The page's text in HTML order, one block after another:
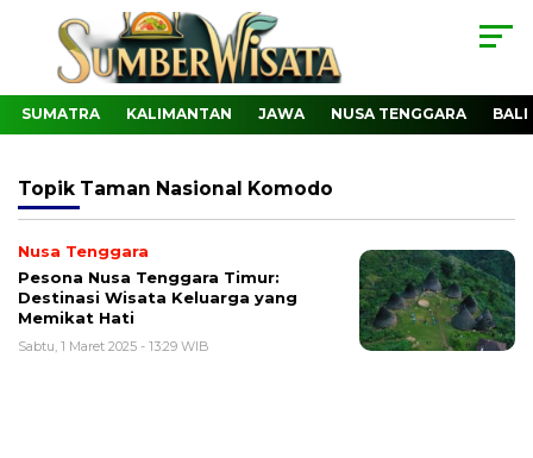
SUMATRA KALIMANTAN JAWA NUSA TENGGARA BALI
Topik Taman Nasional Komodo
Nusa Tenggara
Pesona Nusa Tenggara Timur:
Destinasi Wisata Keluarga yang
Memikat Hati
Sabtu, 1 Maret 2025 - 13:29 WIB